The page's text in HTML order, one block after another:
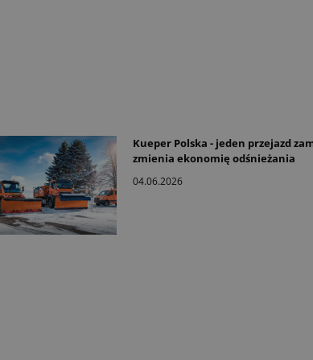
Kueper Polska - jeden przejazd
zmienia ekonomię odśnieżania
04.06.2026